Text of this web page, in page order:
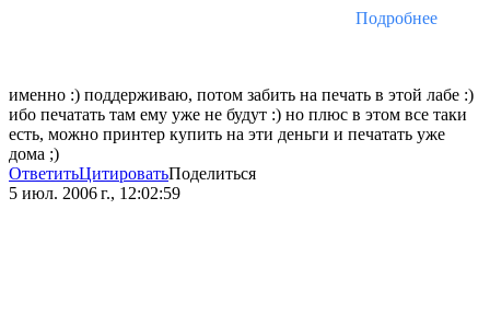
Подробнее
именно :) поддерживаю, потом забить на печать в этой лабе :)
ибо печатать там ему уже не будут :) но плюс в этом все таки
есть, можно принтер купить на эти деньги и печатать уже
дома ;)
ОтветитьЦитироватьПоделиться
5 июл. 2006 г., 12:02:59